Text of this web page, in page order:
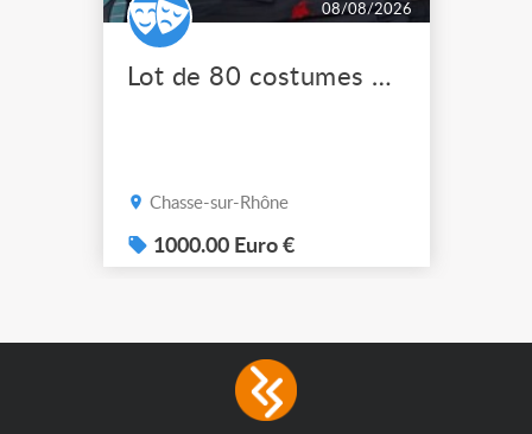
08/08/2026
Lot de 80 costumes de scène pro
Chasse-sur-Rhône
1000.00 Euro €